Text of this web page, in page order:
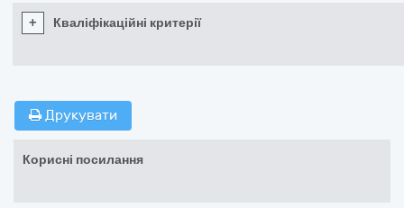
+ Кваліфікаційні критерії
Друкувати
Корисні посилання